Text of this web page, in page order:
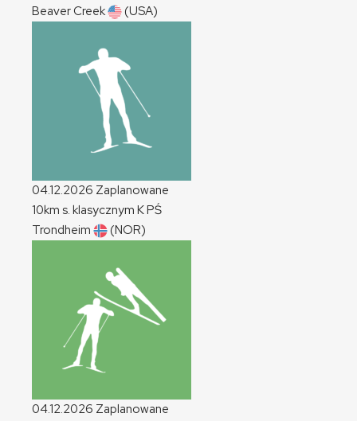
Beaver Creek
(USA)
04.12.2026 Zaplanowane
10km s. klasycznym KPŚ
Trondheim
(NOR)
04.12.2026 Zaplanowane